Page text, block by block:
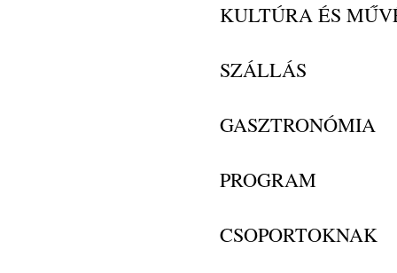
KULTÚRA ÉS
SZÁLLÁS
GASZTRONÓMIA
PROGRAM
CSOPORTOKNAK